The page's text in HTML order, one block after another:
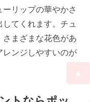
リップの華やかさ
てくれます。チュ
まざまな花色があ
レンジしやすいのが